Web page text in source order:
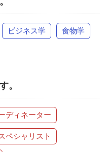
ビジネス学 食物学
。
ディネーター
ペシャリスト